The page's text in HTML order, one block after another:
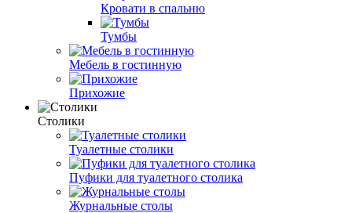
Кровати в спальню
Тумбы
Мебель в гостинную
Прихожие
Столики
Туалетные столики
Пуфики для туалетного столика
Журнальные столы